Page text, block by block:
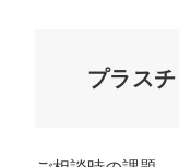
プラス